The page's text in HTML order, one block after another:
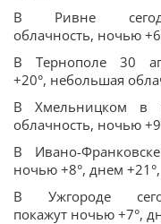
В Ривне
облачность, ночью
В Тернополе 30
+20°, небольшая
В Хмельницком в
облачность, ночью
В Ивано-
ночью +8°, днем
В Ужгороде
покажут ночью +7°,